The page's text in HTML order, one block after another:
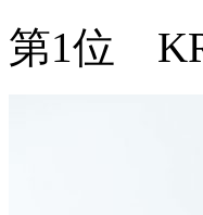
第1位